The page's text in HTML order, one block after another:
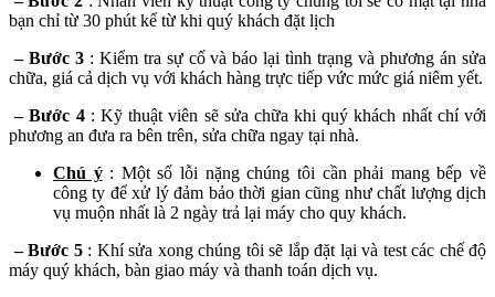
bạn chỉ từ 30 phút kể từ khi quý khách đặt lịch
– Bước 3: Kiểm tra sự cố và báo lại tình trạng và phương án sửa
chữa, giá cả dịch vụ với khách hàng trực tiếp vức mức giá niêm yết.
– Bước 4: Kỹ thuật viên sẽ sửa chữa khi quý khách nhất chí với
phương an đưa ra bên trên, sửa chữa ngay tại nhà.
Chú ý: Một số lỗi nặng chúng tôi cần phải mang bếp về
công ty để xử lý đảm bảo thời gian cũng như chất lượng dịch
vụ muộn nhất là 2 ngày trả lại máy cho quy khách.
– Bước 5: Khí sửa xong chúng tôi sẽ lắp đặt lại và test các chế độ
máy quý khách, bàn giao máy và thanh toán dịch vụ.